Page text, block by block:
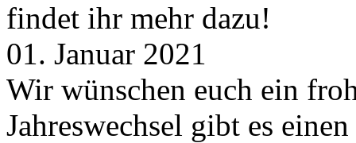
findet ihr mehr dazu!
01. Januar 2021
Wir wünschen euch ein
Jahreswechsel gibt es einen